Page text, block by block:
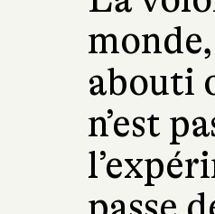
abouti
n’est